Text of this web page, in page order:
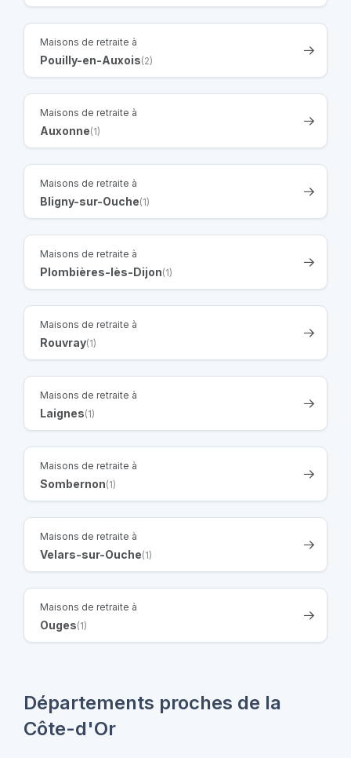
Maisons de retraite à
Pouilly-en-Auxois(2)
Maisons de retraite à
Auxonne(1)
Maisons de retraite à
Bligny-sur-Ouche(1)
Maisons de retraite à
Plombières-lès-Dijon(1)
Maisons de retraite à
Rouvray(1)
Maisons de retraite à
Laignes(1)
Maisons de retraite à
Sombernon(1)
Maisons de retraite à
Velars-sur-Ouche(1)
Maisons de retraite à
Ouges(1)
Départements proches de la
Côte-d'Or